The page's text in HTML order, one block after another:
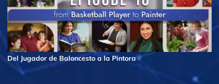
Del Jugador de Baloncesto a la Pintora